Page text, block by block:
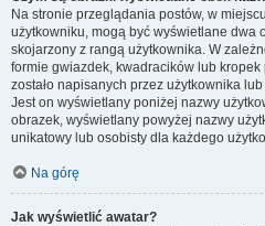
Na stronie przeglądania postów, w
użytkowniku, mogą być wyświetlane dwa
skojarzony z rangą użytkownika. W
formie gwiazdek, kwadracików lub
zostało napisanych przez użytkownika
Jest on wyświetlany poniżej nazwy
obrazek, wyświetlany powyżej nazwy
unikatowy lub osobisty dla każdego
Na górę
Jak wyświetlić awatar?